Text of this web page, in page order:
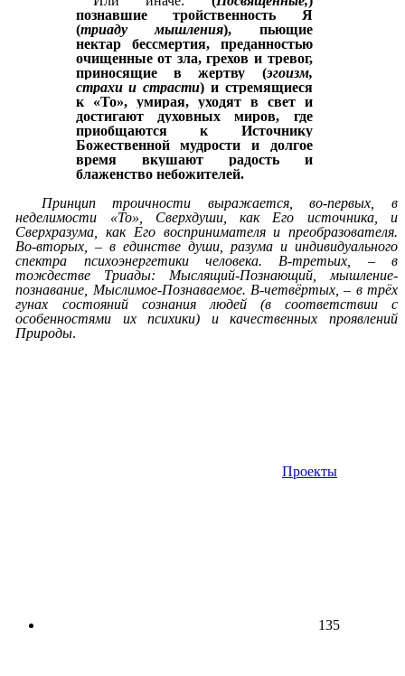
познавшие тройственность Я
(триаду мышления), пьющие
нектар бессмертия,
преданностью
очищенные от зла, грехов и тревог,
приносящие в жертву (эгоизм,
страхи и страсти) и стремящиеся
к «То», умирая, уходят в свет и
достигают духовных миров, где
приобщаются к Источнику
Божественной мудрости и долгое
время вкушаютрадость и
блаженство небожителей.
Принциптроичности выражается, во-первых, в
неделимости «То», Сверхдуши, как Его источника, и
Сверхразума, как Его воспринимателя и преобразователя.
Во-вторых, – в единстве души, разума и индивидуального
спектра психоэнергетики человека. В-третьих, – в
тождестве Триады: Мыслящий-Познающий, мышление-
познавание, Мыслимое-Познаваемое. В-четвёртых, – в трёх
гунах состояний сознания людей (в соответствии с
особенностями их психики) и качественных проявлений
Природы.
Проекты
135